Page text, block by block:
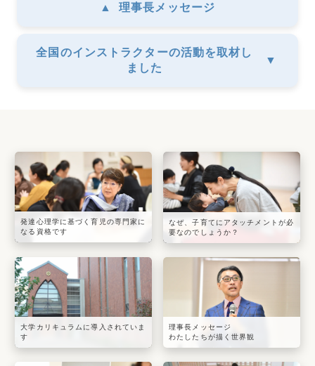
▲ 理事長メッセージ
全国のインストラクターの活動を取材し
ました
▼
発達心理学に基づく育児の専門家に
なる資格です
なぜ、子育てにアタッチメントが必
要なのでしょうか？
大学カリキュラムに導入されていま
す
理事長メッセージ
わたしたちが描く世界観